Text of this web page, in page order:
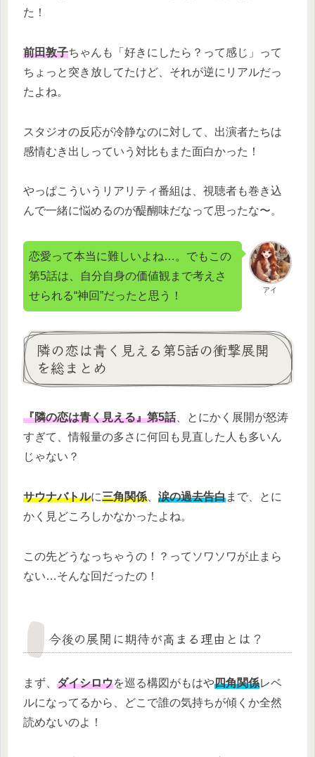
た！
前田敦子ちゃんも「好きにしたら？って感じ」って
ちょっと突き放してたけど、それが逆にリアルだっ
たよね。
スタジオの反応が冷静なのに対して、出演者たちは
感情むき出しっていう対比もまた面白かった！
やっぱこういうリアリティ番組は、視聴者も巻き込
んで一緒に悩めるのが醍醐味だなって思ったな〜。
アイ
恋愛って本当に難しいよね…。でもこの
第5話は、自分自身の価値観まで考えさ
せられる“神回”だったと思う！
隣の恋は青く見える第5話の衝撃展開
を総まとめ
『隣の恋は青く見える』第5話、とにかく展開が怒涛
すぎて、情報量の多さに何回も見直した人も多いん
じゃない？
サウナバトルに三角関係 涙の過去告白まで、とに
かく見どころしかなかったよね。
この先どうなっちゃうの！？ってソワソワが止まら
ない…そんな回だったの！
今後の展開に期待が高まる理由とは？
まず、 ダイシロウを巡る構図がもはや四角関係レベ
ルになってるから、どこで誰の気持ちが傾くか全然
読めないのよ！